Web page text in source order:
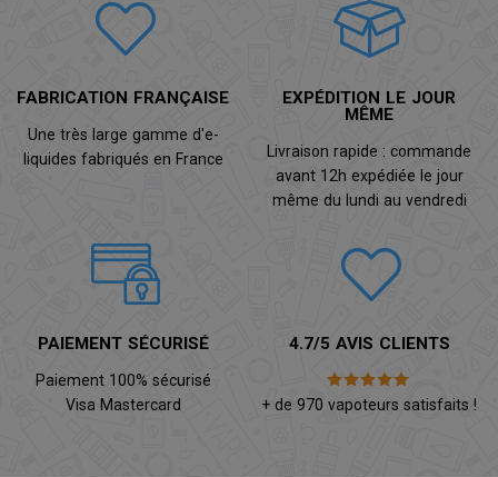
FABRICATION FRANÇAISE
Une très large gamme d'e-
liquides fabriqués en France
EXPÉDITION LE JOUR
MÊME
Livraison rapide : commande
avant 12h expédiée le jour
même du lundi au vendredi
PAIEMENT SÉCURISÉ
Paiement 100% sécurisé
Visa Mastercard
4.7/5 AVIS CLIENTS
+ de 970 vapoteurs satisfaits !